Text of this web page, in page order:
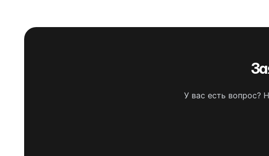
У вас есть вопрос?